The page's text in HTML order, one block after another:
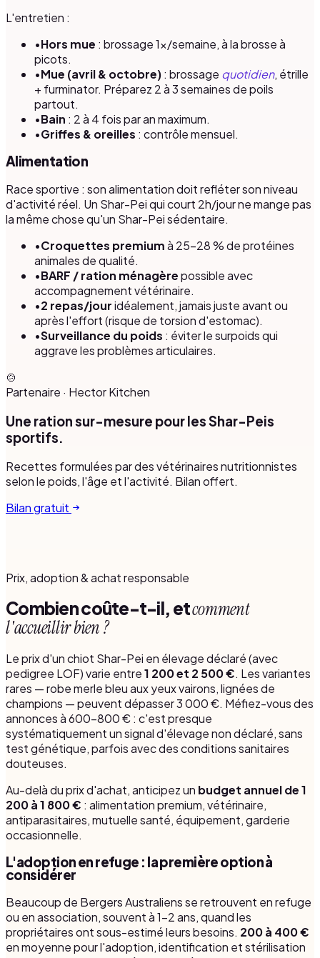
L'entretien :
•Hors mue : brossage 1×/semaine, à la brosse à
picots.
•Mue (avril & octobre): brossage quotidien, étrille
+ furminator. Préparez 2 à 3 semaines de poils
partout.
•Bain : 2 à 4 fois par an maximum.
•Griffes & oreilles : contrôle mensuel.
Alimentation
Race sportive : son alimentation doit refléter son niveau
d'activité réel. Un Shar-Pei qui court 2h/jour ne mange pas
la même chose qu'un Shar-Pei sédentaire.
•Croquettes premiumà 25–28 % de protéines
animales de qualité.
•BARF / ration ménagèrepossible avec
accompagnement vétérinaire.
•2 repas/jouridéalement, jamais juste avant ou
après l'effort (risque de torsion d'estomac).
•Surveillance du poids : éviter le surpoids qui
aggrave les problèmes articulaires.
🍲
Partenaire · Hector Kitchen
Une ration sur-mesure pour les Shar-Peis
sportifs.
Recettes formulées par des vétérinaires nutritionnistes
selon le poids, l'âge et l'activité. Bilan offert.
Bilan gratuit
Prix, adoption & achat responsable
Combien coûte-t-il, etcomment
l'accueillir bien ?
Le prix d'un chiot Shar-Pei en élevage déclaré (avec
pedigree LOF) varie entre1 200 et 2 500 €. Les variantes
rares — robe merle bleu aux yeux vairons, lignées de
champions — peuvent dépasser 3 000 €. Méfiez-vous des
annonces à 600-800 € : c'est presque
systématiquement un signal d'élevage non déclaré, sans
test génétique, parfois avec des conditions sanitaires
douteuses.
Au-delà du prix d'achat, anticipez un budget annuel de 1
200 à 1 800 € : alimentation premium, vétérinaire,
antiparasitaires, mutuelle santé, équipement, garderie
occasionnelle.
L'adoption en refuge : la première option à
considérer
Beaucoup de Bergers Australiens se retrouvent en refuge
ou en association, souvent à 1-2 ans, quand les
propriétaires ont sous-estimé leurs besoins. 200 à 400 €
en moyenne pour l'adoption, identification et stérilisation